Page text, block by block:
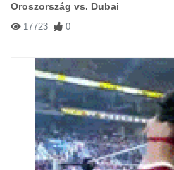
Oroszország vs. Dubai
17723 0